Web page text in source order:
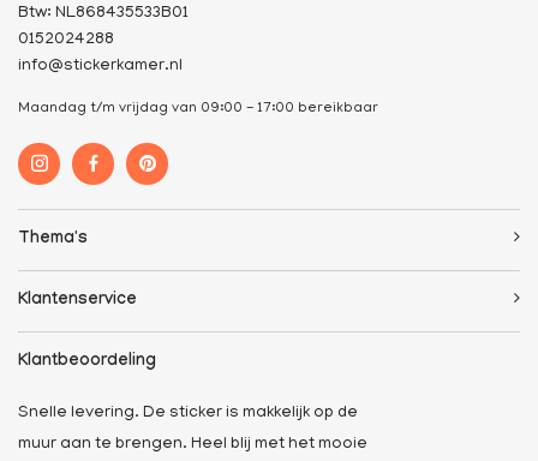
Btw: NL868435533B01
0152024288
info@stickerkamer.nl
Maandag t/m vrijdag van 09:00 - 17:00 bereikbaar
Thema's
Klantenservice
Klantbeoordeling
Snelle levering. De sticker is makkelijk op de
muur aan te brengen. Heel blij met het mooie